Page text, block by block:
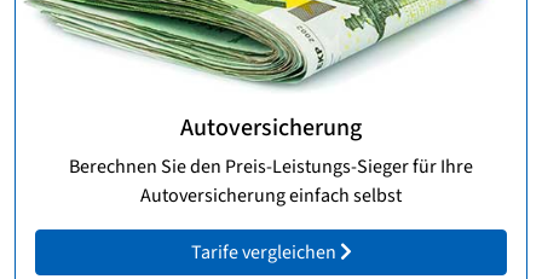
Autoversicherung
Berechnen Sie den Preis-Leistungs-Sieger für Ihre
Autoversicherung einfach selbst
Tarife vergleichen